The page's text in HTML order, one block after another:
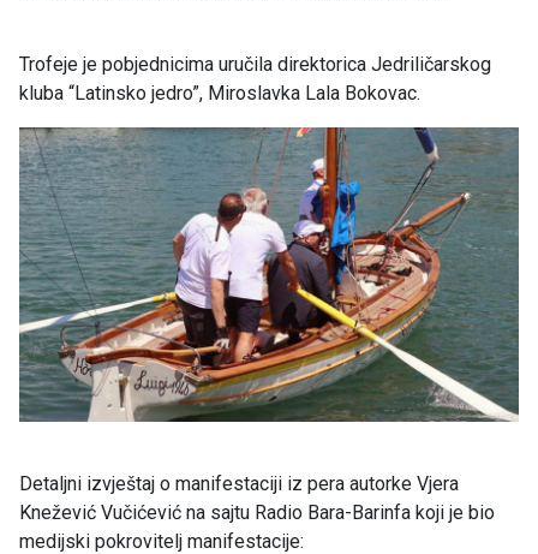
Trofeje je pobjednicima uručila direktorica Jedriličarskog
kluba “Latinsko jedro”, Miroslavka Lala Bokovac.
Detaljni izvještaj o manifestaciji iz pera autorke Vjera
Knežević Vučićević na sajtu Radio Bara-Barinfa koji je bio
medijski pokrovitelj manifestacije: